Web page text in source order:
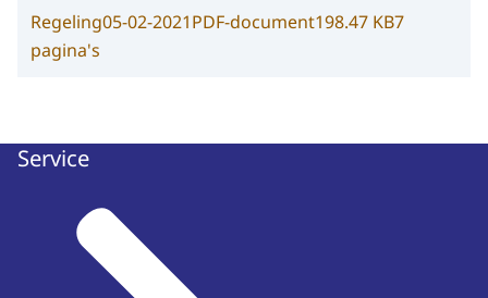
Regeling05-02-2021PDF-document198.47 KB7
pagina's
Service